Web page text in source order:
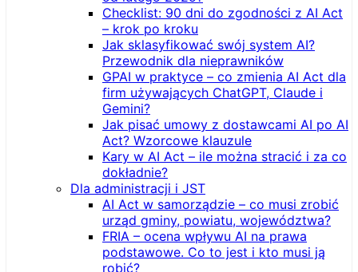
Checklist: 90 dni do zgodności z AI Act
– krok po kroku
Jak sklasyfikować swój system AI?
Przewodnik dla nieprawników
GPAI w praktyce – co zmienia AI Act dla
firm używających ChatGPT, Claude i
Gemini?
Jak pisać umowy z dostawcami AI po AI
Act? Wzorcowe klauzule
Kary w AI Act – ile można stracić i za co
dokładnie?
Dla administracji i JST
AI Act w samorządzie – co musi zrobić
urząd gminy, powiatu, województwa?
FRIA – ocena wpływu AI na prawa
podstawowe. Co to jest i kto musi ją
robić?